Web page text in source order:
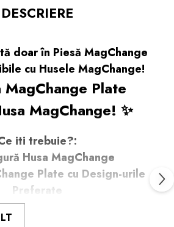
DESCRIERE
doar în Piesă MagChange
cu Husele MagChange!
MagChange Plate
MagChange! ✨
iti trebuie?:
Husa MagChange
Plate cu Design-urile
Preferate
Funcționează: